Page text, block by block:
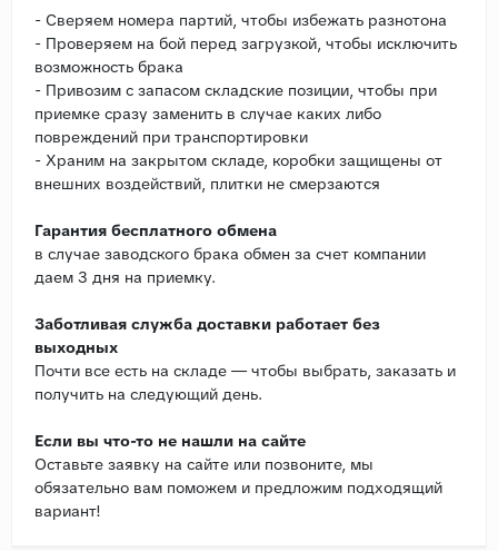
- Сверяем номера партий, чтобы избежать разнотона
- Проверяем на бой перед загрузкой, чтобы исключить
возможность брака
- Привозим с запасом складские позиции, чтобы при
приемке сразу заменить в случае каких либо
повреждений при транспортировки
- Храним на закрытом складе, коробки защищены от
внешних воздействий, плитки не смерзаются
Гарантия бесплатного обмена
в случае заводского брака обмен за счет компании
даем 3 дня на приемку.
Заботливая служба доставки работает без
выходных
Почти все есть на складе — чтобы выбрать, заказать и
получить на следующий день.
Если вы что-то не нашли на сайте
Оставьте заявку на сайте или позвоните, мы
обязательно вам поможем и предложим подходящий
вариант!